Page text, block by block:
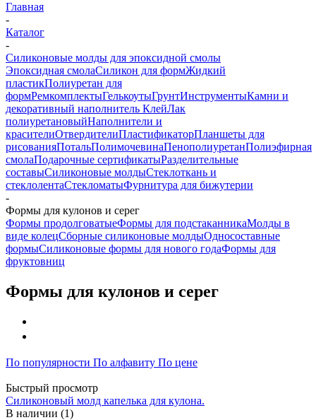
Главная
-
Каталог
-
Силиконовые молды для эпоксидной смолы
Эпоксидная смолаСиликон для формЖидкий
пластикПолиуретан для
формРемкомплектыГелькоутыГрунтИнструментыКамни и
декоративный наполнитель КлейЛак
полиуретановыйНаполнители и
красителиОтвердителиПластификаторПланшеты для
рисованияПотальПолимочевинаПенополиуретанПолиэфирная
смолаПодарочные сертификатыРазделительные
составыСиликоновые молдыСтеклоткань и
стеклолентаСтекломатыФурнитура для бижутерии
-
Формы для кулонов и серег
Формы продолговатыеФормы для подстаканникаМолды в
виде колецСборные силиконовые молдыОдносоставные
формыСиликоновые формы для нового годаФормы для
фруктовниц
Формы для кулонов и серег
По популярности По алфавиту По цене
Быстрый просмотр
Силиконовый молд капелька для кулона.
В наличии (1)